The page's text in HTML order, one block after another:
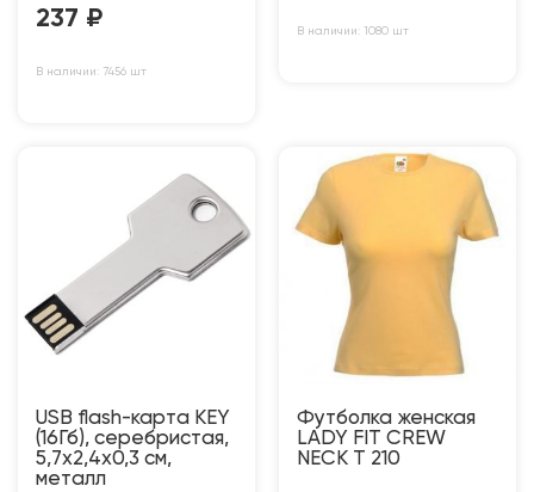
237 ₽
В наличии: 7456 шт
В наличии: 1080 шт
USB flash-карта KEY
(16Гб), серебристая,
5,7х2,4х0,3 см,
металл
Футболка женская
LADY FIT CREW
NECK T 210